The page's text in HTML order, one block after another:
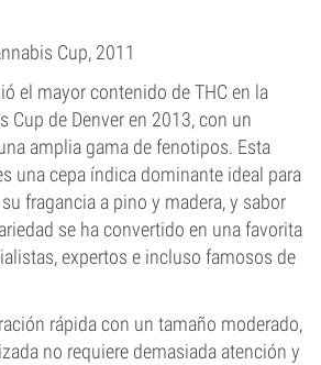
Cup, 2011
el mayor contenido de THC en la
Cup de Denver en 2013, con un
amplia gama de fenotipos. Esta
una cepa índica dominante ideal para
fragancia a pino y madera, y sabor
se ha convertido en una favorita
expertos e incluso famosos de
rápida con un tamaño moderado,
no requiere demasiada atención y